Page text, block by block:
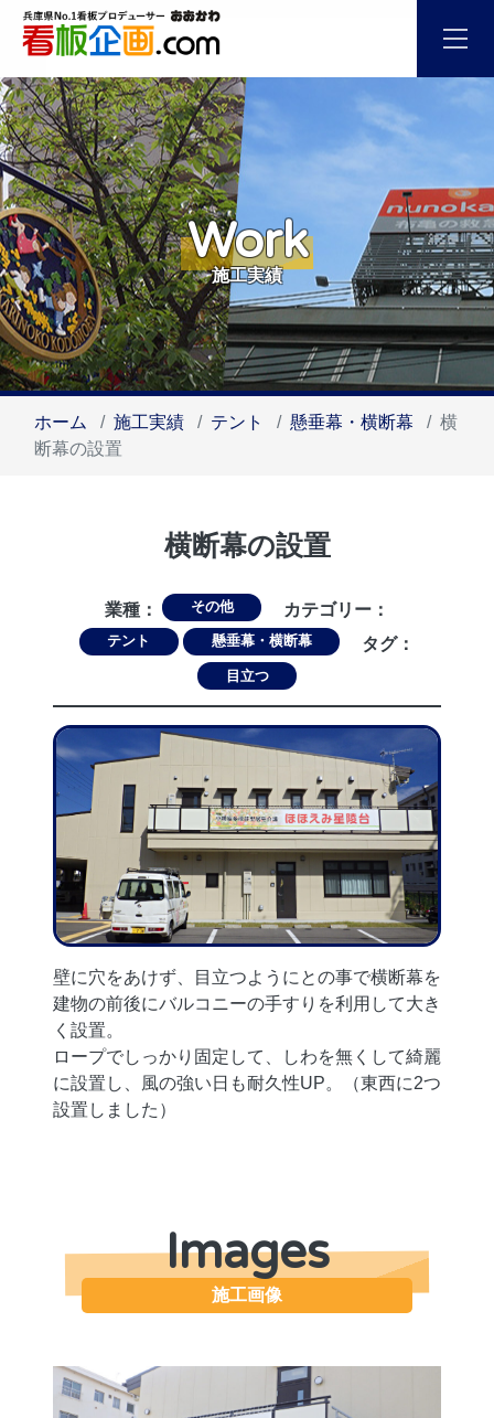
Work
施工実績
ホーム 施工実績 テント 懸垂幕・横断幕
横
断幕の設置
横断幕の設置
業種： その他 カテゴリー：
テント 懸垂幕・横断幕 タグ：
目立つ
壁に穴をあけず、目立つようにとの事で横断幕を
建物の前後にバルコニーの手すりを利用して大き
く設置。
ロープでしっかり固定して、しわを無くして綺麗
に設置し、風の強い日も耐久性UP。（東西に2つ
設置しました）
Images
施工画像